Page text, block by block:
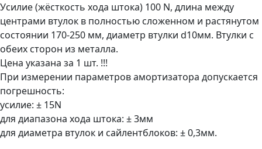
Усилие (жёсткость хода штока) 100 N, длина между
центрами втулок в полностью сложенном и растянутом
состоянии 170-250 мм, диаметр втулки d10мм. Втулки с
обеих сторон из металла.
Цена указана за 1 шт. !!!
При измерении параметров амортизатора допускается
погрешность:
усилие: ± 15N
для диапазона хода штока: ± 3мм
для диаметра втулок и сайлентблоков: ± 0,3мм.